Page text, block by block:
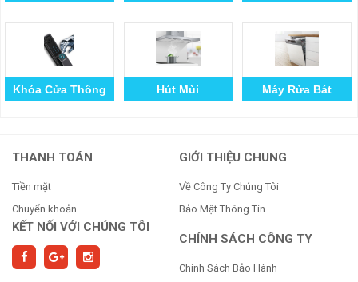
Khóa Cửa Thông
Hút Mùi Máy Rửa Bát
THANH TOÁN
Tiền mặt
Chuyển khoản
KẾT NỐI VỚI CHÚNG TÔI
GIỚI THIỆU CHUNG
Về Công Ty Chúng Tôi
Bảo Mật Thông Tin
CHÍNH SÁCH CÔNG TY
Chính Sách Bảo Hành